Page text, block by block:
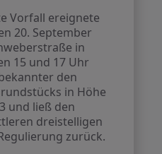
Vorfall ereignete
20. September
in
15 und 17 Uhr
den
in Höhe
und ließ den
dreistelligen
zurück.